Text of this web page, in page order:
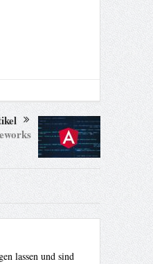
lassen und sind